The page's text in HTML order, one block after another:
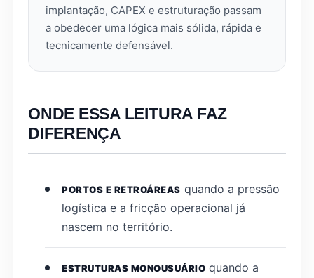
implantação, CAPEX e estruturação passam
a obedecer uma lógica mais sólida, rápida e
tecnicamente defensável.
ONDE ESSA LEITURA FAZ
DIFERENÇA
PORTOS E RETROÁREAS quando a pressão
logística e a fricção operacional já
nascem no território.
ESTRUTURAS MONOUSUÁRIO quando a